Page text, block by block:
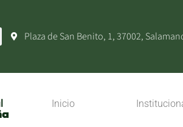
Plaza de San Benito, 1, 37002,
Inicio